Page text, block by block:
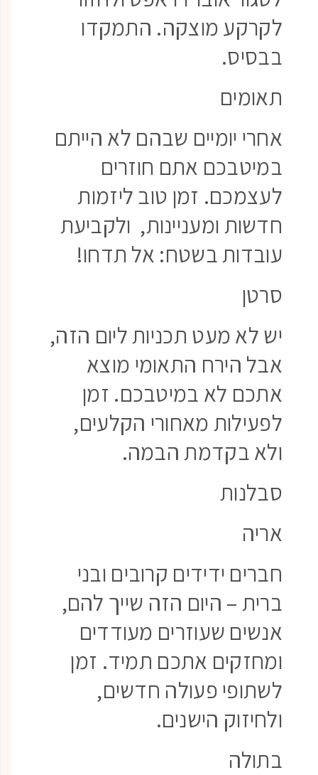
לקרקע מוצקה. התמקדו
בבסיס.
תאומים
אחרי יומיים שבהם לא הייתם
במיטבכם אתם חוזרים
לעצמכם. זמן טוב ליזמות
חדשות ומעניינות, ולקביעת
עובדות בשטח: אל תדחו!
סרטן
יש לא מעט תכניות ליום הזה,
אבל הירח התאומי מוצא
אתכם לא במיטבכם. זמן
לפעילות מאחורי הקלעים,
ולא בקדמת הבמה.
סבלנות
אריה
חברים ידידים קרובים ובני
ברית – היום הזה שייך להם,
אנשים שעוזרים מעודדים
ומחזקים אתכם תמיד. זמן
לשתופי פעולה חדשים,
ולחיזוק הישנים.
בתולה